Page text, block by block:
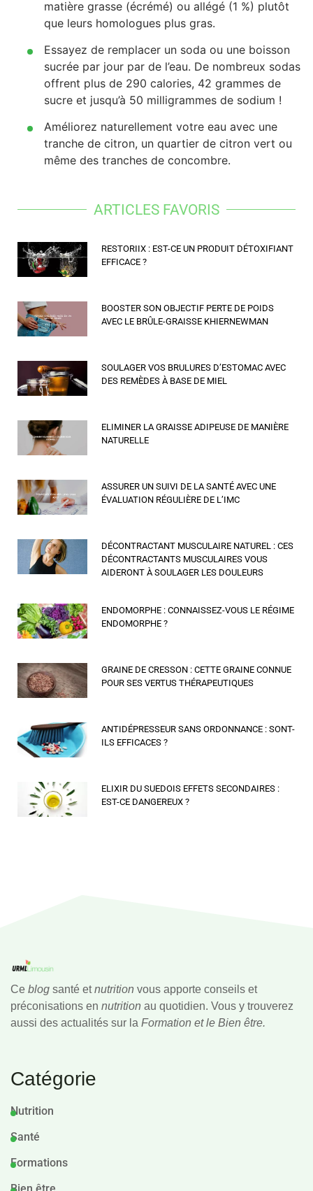
matière grasse (écrémé) ou allégé (1 %) plutôt
que leurs homologues plus gras.
Essayez de remplacer un soda ou une boisson
sucrée par jour par de l’eau. De nombreux sodas
offrent plus de 290 calories, 42 grammes de
sucre et jusqu’à 50 milligrammes de sodium !
Améliorez naturellement votre eau avec une
tranche de citron, un quartier de citron vert ou
même des tranches de concombre.
ARTICLES FAVORIS
RESTORIIX : EST-CE UN PRODUIT DÉTOXIFIANT
EFFICACE ?
BOOSTER SON OBJECTIF PERTE DE POIDS
AVEC LE BRÛLE-GRAISSE KHIERNEWMAN
SOULAGER VOS BRULURES D’ESTOMAC AVEC
DES REMÈDES À BASE DE MIEL
ELIMINER LA GRAISSE ADIPEUSE DE MANIÈRE
NATURELLE
ASSURER UN SUIVI DE LA SANTÉ AVEC UNE
ÉVALUATION RÉGULIÈRE DE L’IMC
DÉCONTRACTANT MUSCULAIRE NATUREL : CES
DÉCONTRACTANTS MUSCULAIRES VOUS
AIDERONT À SOULAGER LES DOULEURS
ENDOMORPHE : CONNAISSEZ-VOUS LE RÉGIME
ENDOMORPHE ?
GRAINE DE CRESSON : CETTE GRAINE CONNUE
POUR SES VERTUS THÉRAPEUTIQUES
ANTIDÉPRESSEUR SANS ORDONNANCE : SONT-
ILS EFFICACES ?
ELIXIR DU SUEDOIS EFFETS SECONDAIRES :
EST-CE DANGEREUX ?
Ce blog santé etnutrition vous apporte conseils et
préconisations en nutrition au quotidien. Vous y trouverez
aussi des actualités sur la Formation et le Bien être.
Catégorie
Nutrition
Santé
Formations